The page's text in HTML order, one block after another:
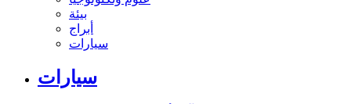
بيئة
أبراج
سيارات
سيارات